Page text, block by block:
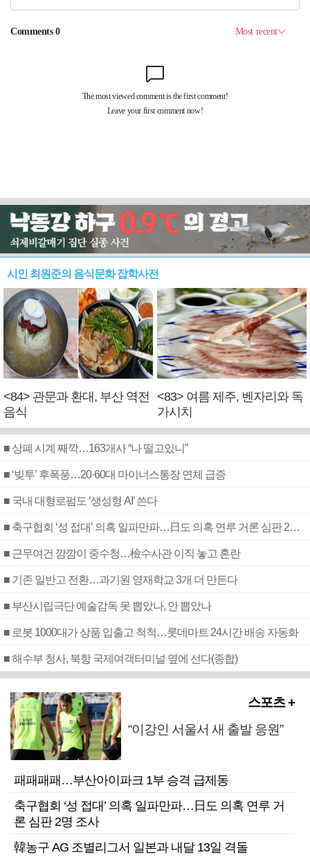
시인 최원준의 음식문화 잡학사전
<84> 관문과 환대, 부산 역전
음식
<83> 여름 제주, 벤자리와 독
가시치
■ 상폐 시계 째깍…163개사 “나 떨고있니”
■ ‘빚투’ 후폭풍…20·60대 마이너스통장 연체 급증
■ 국내 대형로펌도 ‘생성형 AI’ 쓴다
■ 축구협회 ‘성 접대’ 의혹 일파만파…日도 의혹 연루 거론 심판 2명 조사
■ 근무여건 깜깜이 중수청…檢수사관 이직 놓고 혼란
■ 기존 일반고 전환…과기원 영재학교 3개 더 만든다
■ 부산시립극단 예술감독 못 뽑았나, 안 뽑았나
■ 로봇 1000대가 상품 입출고 척척…롯데마트 24시간 배송 자동화
■ 해수부 청사, 북항 국제여객터미널 옆에 선다(종합)
스포츠 +
“이강인 서울서 새 출발 응원”
패패패패…부산아이파크 1부 승격 급제동
축구협회 ‘성 접대’ 의혹 일파만파…日도 의혹 연루 거
론 심판 2명 조사
韓농구 AG 조별리그서 일본과 내달 13일 격돌